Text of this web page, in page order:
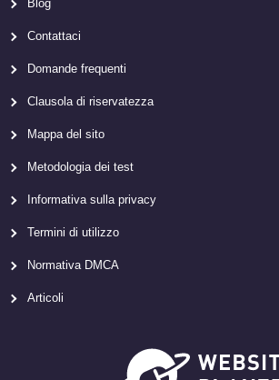
Blog
Contattaci
Domande frequenti
Clausola di riservatezza
Mappa del sito
Metodologia dei test
Informativa sulla privacy
Termini di utilizzo
Normativa DMCA
Articoli